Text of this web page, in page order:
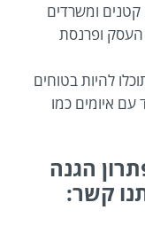
קטנים ומשרדים
העסק ופרנסת
להיות בטוחים
איומים כמו
הגנה
קשר: